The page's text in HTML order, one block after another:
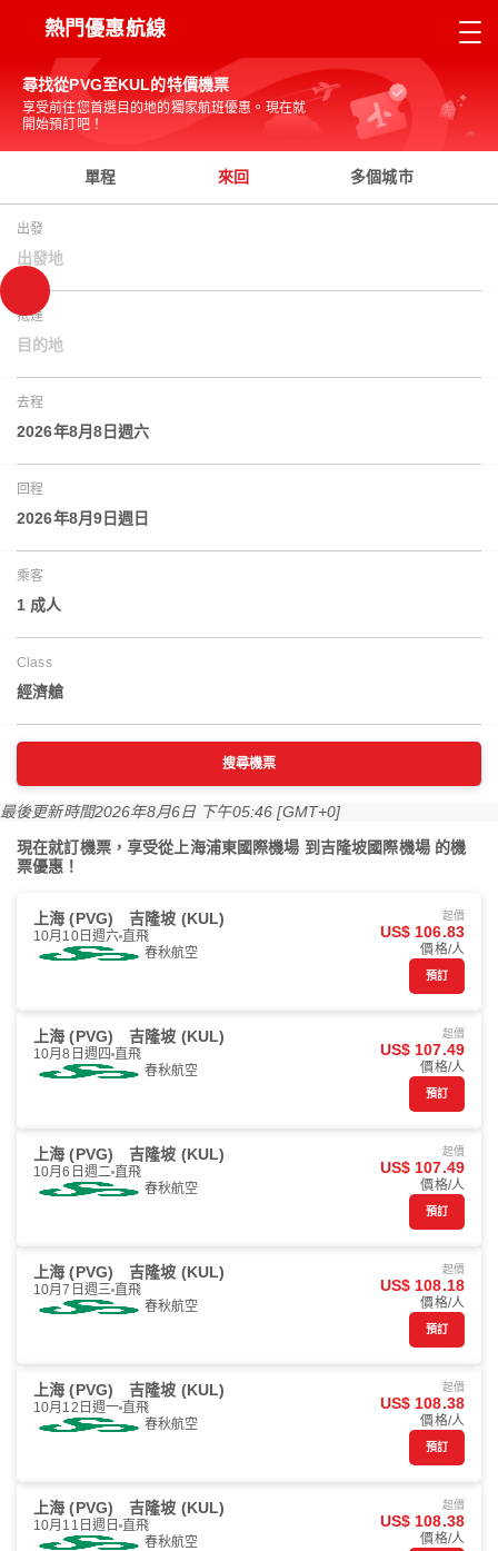
熱門優惠航線
尋找從PVG至KUL的特價機票
享受前往您首選目的地的獨家航班優惠。現在就
開始預訂吧！
單程 來回 多個城市
出發
出發地
抵達
目的地
去程
2026年8月8日週六
回程
2026年8月9日週日
乘客
1 成人
Class
經濟艙
搜尋機票
最後更新時間2026年8月6日 下午05:46 [GMT+0]
現在就訂機票，享受從上海浦東國際機場 到吉隆坡國際機場 的機
票優惠！
上海 (PVG) 吉隆坡 (KUL)
10月10日週六 直飛
春秋航空
起價
US$ 106.83
價格/人
預訂
上海 (PVG) 吉隆坡 (KUL)
10月8日週四 直飛
春秋航空
起價
US$ 107.49
價格/人
預訂
上海 (PVG) 吉隆坡 (KUL)
10月6日週二 直飛
春秋航空
起價
US$ 107.49
價格/人
預訂
上海 (PVG) 吉隆坡 (KUL)
10月7日週三 直飛
春秋航空
起價
US$ 108.18
價格/人
預訂
上海 (PVG) 吉隆坡 (KUL)
10月12日週一 直飛
春秋航空
起價
US$ 108.38
價格/人
預訂
上海 (PVG) 吉隆坡 (KUL)
10月11日週日 直飛
春秋航空
起價
US$ 108.38
價格/人